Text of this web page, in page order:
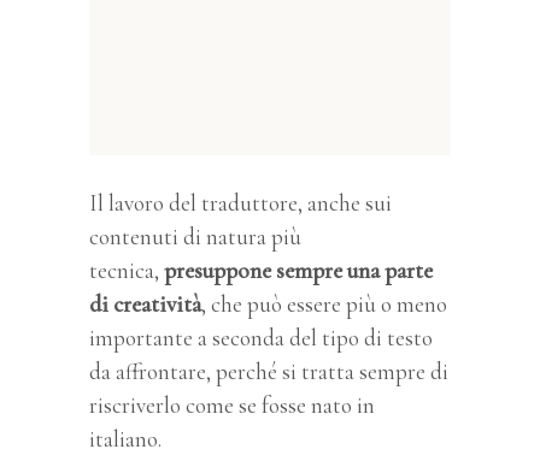
Il lavoro del traduttore, anche sui
contenuti di natura più
tecnica, presuppone sempre una parte
di creatività, che può essere più o meno
importante a seconda del tipo di testo
da affrontare, perché si tratta sempre di
riscriverlo come se fosse nato in
italiano.